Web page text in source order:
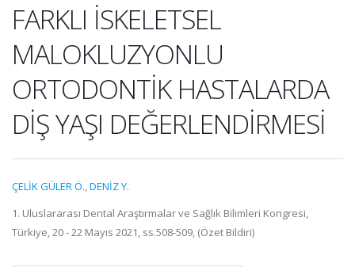
FARKLI İSKELETSEL
MALOKLUZYONLU
ORTODONTİK HASTALARDA
DİŞ YAŞI DEĞERLENDİRMESİ
ÇELİK GÜLER Ö.,DENİZ Y.
1. Uluslararası Dental Araştırmalar ve Sağlık Bilimleri Kongresi,
Türkiye, 20 - 22 Mayıs 2021, ss.508-509, (Özet Bildiri)